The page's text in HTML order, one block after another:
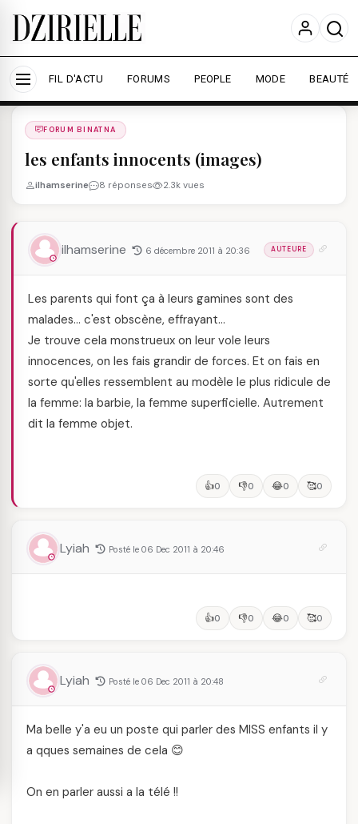
Nous utilisons des cookies pour améliorer votre
expérience et mesurer l'audience.
En savoir plus
Accepter tout Personnaliser
FIL D'ACTU FORUMS PEOPLE MODE BEAUTÉ
Forums
FORUM BINATNA
les enfants innocents (images)
ilhamserine 8 réponses 2.3k vues
ilhamserine 6 décembre 2011 à 20:36 AUTEURE
Les parents qui font ça à leurs gamines sont des
malades… c'est obscène, effrayant…
Je trouve cela monstrueux on leur vole leurs
innocences, on les fais grandir de forces. Et on fais en
sorte qu'elles ressemblent au modèle le plus ridicule de
la femme: la barbie, la femme superficielle. Autrement
dit la femme objet.
👍0 👎0 😂0 🥰0
Lyiah Posté le 06 Dec 2011 à 20:46
👍0 👎0 😂0 🥰0
Lyiah Posté le 06 Dec 2011 à 20:48
Ma belle y'a eu un poste qui parler des MISS enfants il y
a qques semaines de cela 😊
On en parler aussi a la télé !!